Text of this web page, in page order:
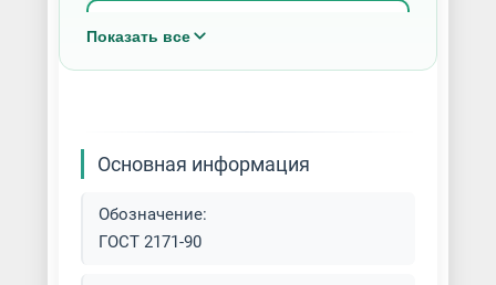
Изготовление деталей разных
Показать все
Основная информация
Обозначение:
ГОСТ 2171-90